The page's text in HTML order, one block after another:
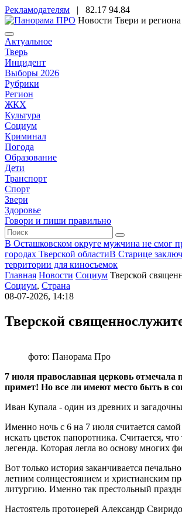
Рекламодателям | 82.17 94.84
Новости Твери и региона
Актуальное
Тверь
Инцидент
Выборы 2026
Рубрики
Регион
ЖКХ
Культура
Социум
Криминал
Погода
Образование
Дети
Транспорт
Спорт
Звери
Здоровье
Говори и пиши правильно
В Осташковском округе мужчина не смог
городах Тверской областиВ Старице
территории для киносъемок
Главная Новости Социум Тверской
Социум, Страна
08-07-2026, 14:18
Тверской
фото: Панорама Про
7 июля православная церковь отмечала
примет! Но все ли имеют место быть в
Иван Купала - один из древних и
Именно ночь с 6 на 7 июля считается
искать цветок папоротника. Считается,
легенда. Которая легла во основу многих
Вот только история заканчивается
летним солнцестоянием и христианским
литургию. Именно так престольный
Настоятель протоиерей Александр